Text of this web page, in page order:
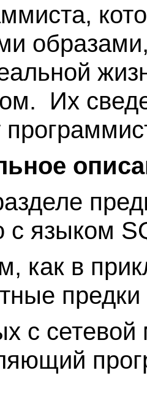
Их
с языком
как в
с